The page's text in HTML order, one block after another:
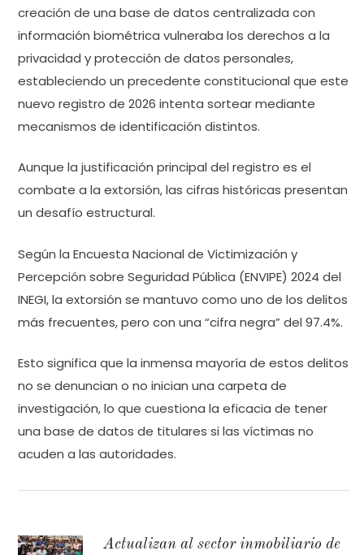
creación de una base de datos centralizada con
información biométrica vulneraba los derechos a la
privacidad y protección de datos personales,
estableciendo un precedente constitucional que este
nuevo registro de 2026 intenta sortear mediante
mecanismos de identificación distintos.
Aunque la justificación principal del registro es el
combate a la extorsión, las cifras históricas presentan
un desafío estructural.
Según la Encuesta Nacional de Victimización y
Percepción sobre Seguridad Pública (ENVIPE) 2024 del
INEGI, la extorsión se mantuvo como uno de los delitos
más frecuentes, pero con una “cifra negra” del 97.4%.
Esto significa que la inmensa mayoría de estos delitos
no se denuncian o no inician una carpeta de
investigación, lo que cuestiona la eficacia de tener
una base de datos de titulares si las víctimas no
acuden a las autoridades.
Actualizan al sector inmobiliario de